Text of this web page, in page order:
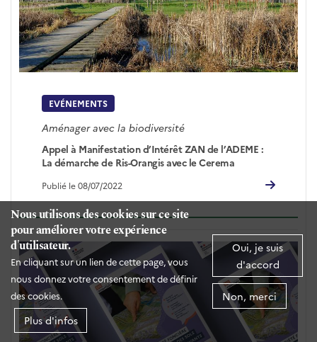
Nous utilisons des cookies sur ce site
pour améliorer votre expérience
d'utilisateur.
En cliquant sur un lien de cette page, vous
nous donnez votre consentement de définir
des cookies.
Plus d'infos
Oui, je suis
d'accord
Non, merci
EVÉNEMENTS
Aménager avec la biodiversité
Appel à Manifestation d’Intérêt ZAN de l’ADEME :
La démarche de Ris-Orangis avec le Cerema
Publié le 08/07/2022